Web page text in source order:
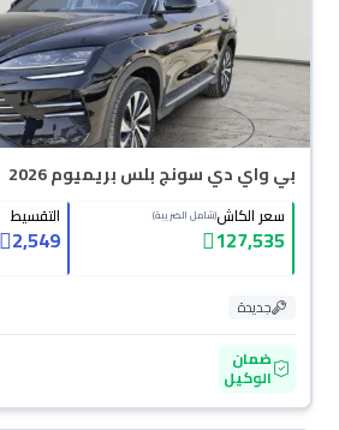
بي واي دي سونج بلس بريميوم 2026
سعر الكاش(شامل الضريبة)
127,535
التقسيط
2,549
جديدة
ضمان
الوكيل